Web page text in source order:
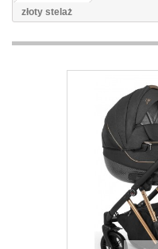
złoty stelaż